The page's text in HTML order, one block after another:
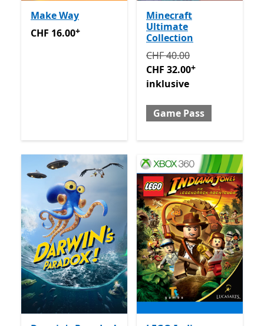
Make Way
CHF 16.00Enthält In-App-Käufe
CHF 16.00+
Minecraft
Ultimate
Collection
Ursprünglich CHF 40.00
CHF 40.00
CHF 32.00+
inklusive
Game Pass